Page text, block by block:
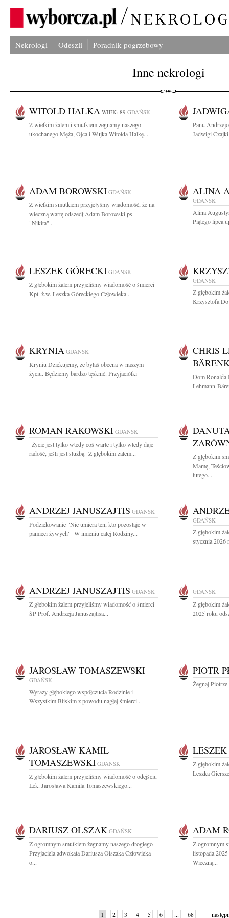
Nekrologi Odeszli Poradnik pogrzebowy
Inne nekrologi
WITOLD HALKA WIEK: 89 GDAŃSK
Z wielkim żalem i smutkiem żegnamy naszego
ukochanego Męża, Ojca i Wujka Witolda Halkę...
Panu
Jadwigi
ADAM BOROWSKI GDAŃSK
Z wielkim smutkiem przyjęłyśmy wiadomość, że na
wieczną wartę odszedł Adam Borowski ps.
"Nikita"...
ALINA
GDAŃSK
Alina
Piątego lipca
LESZEK GÓRECKI GDAŃSK
Z głębokim żalem przyjęliśmy wiadomość o śmierci
Kpt. ż.w. Leszka Góreckiego Człowieka...
GDAŃSK
Z głębokim
Krzysztofa
KRYNIA GDAŃSK
Kryniu Dziękujemy, że byłaś obecna w naszym
życiu. Będziemy bardzo tęsknić. Przyjaciólki
CHRIS
Dom Ronalda
Lehmann-
ROMAN RAKOWSKI GDAŃSK
"Życie jest tylko wtedy coś warte i tylko wtedy daje
radość, jeśli jest służbą" Z głębokim żalem...
Z głębokim
Mamę,
lutego...
ANDRZEJ JANUSZAJTIS GDAŃSK
Podziękowanie "Nie umiera ten, kto pozostaje w
pamięci żywych" W imieniu całej Rodziny...
GDAŃSK
Z głębokim
stycznia 2026
ANDRZEJ JANUSZAJTIS GDAŃSK
Z głębokim żalem przyjęliśmy wiadomość o śmierci
ŚP Prof. Andrzeja Januszajtisa...
GDAŃSK
Z głębokim
2025 roku
JAROSŁAW TOMASZEWSKI
GDAŃSK
Wyrazy głębokiego współczucia Rodzinie i
Wszystkim Bliskim z powodu nagłej śmierci...
PIOTR
Żegnaj
JAROSŁAW KAMIL
TOMASZEWSKI GDAŃSK
Z głębokim żalem przyjęliśmy wiadomość o odejściu
Lek. Jarosława Kamila Tomaszewskiego...
Z głębokim
Leszka
DARIUSZ OLSZAK GDAŃSK
Z ogromnym smutkiem żegnamy naszego drogiego
Przyjaciela adwokata Dariusza Olszaka Człowieka
o...
ADAM
Z ogromnym
listopada
Wieczną...
1 2 3 4 5 6 ... 68